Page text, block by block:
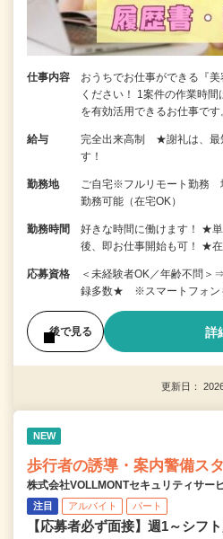
仕事内容
おうちでお仕事ができる『
ください！ 1案件の作業時
を有効活用できるお仕事で
給与
完全出来高制 ★謝礼は、最
す！
勤務地
ご自宅※フルリモート勤務
勤務可能（在宅OK）
勤務時間
好きな時間に働けます！ ★
後、即お仕事開始も可！ ★
応募資格
＜未経験者OK／年齢不問
録多数★ ※スマートフォン
後で見る 詳
更新日：
NEW
歩行者の誘導・案内警備ス
株式会社VOLLMONTセキュリティサ
注目 アルバイト パート
【応募者必ず面接】週1～シフ